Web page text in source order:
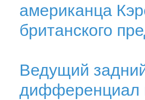
американца
британского
Ведущий
дифференциал